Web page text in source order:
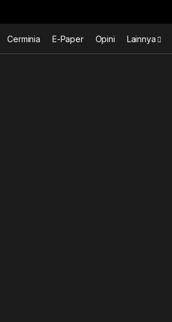
Cerminia E-Paper Opini Lainnya